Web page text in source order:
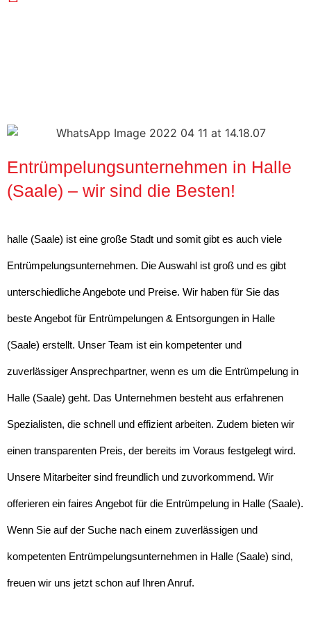
Entrümpelungsunternehmen in Halle
(Saale) – wir sind die Besten!
halle (Saale) ist eine große Stadt und somit gibt es auch viele
Entrümpelungsunternehmen. Die Auswahl ist groß und es gibt
unterschiedliche Angebote und Preise. Wir haben für Sie das
beste Angebot für Entrümpelungen & Entsorgungen in Halle
(Saale) erstellt. Unser Team ist ein kompetenter und
zuverlässiger Ansprechpartner, wenn es um die Entrümpelung in
Halle (Saale) geht. Das Unternehmen besteht aus erfahrenen
Spezialisten, die schnell und effizient arbeiten. Zudem bieten wir
einen transparenten Preis, der bereits im Voraus festgelegt wird.
Unsere Mitarbeiter sind freundlich und zuvorkommend. Wir
offerieren ein faires Angebot für die Entrümpelung in Halle (Saale).
Wenn Sie auf der Suche nach einem zuverlässigen und
kompetenten Entrümpelungsunternehmen in Halle (Saale) sind,
freuen wir uns jetzt schon auf Ihren Anruf.